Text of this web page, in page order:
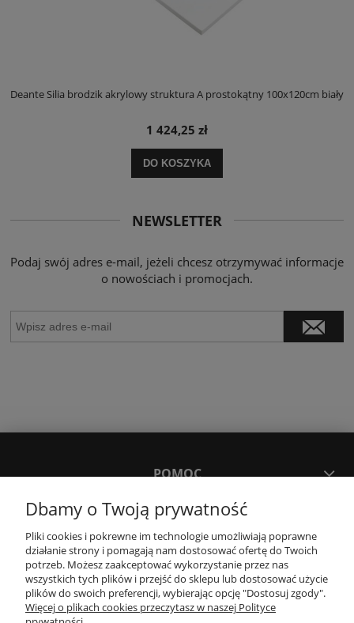
Deante Silia brodzik akrylowy struktura A prostokątny 100x120cm biały
1 424,25 zł
DO KOSZYKA
NEWSLETTER
Podaj swój adres e-mail, jeżeli chcesz otrzymywać informacje
o nowościach i promocjach.
POMOC
MOJE KONTO
PŁATNOŚCI I DOSTAWA
KONTAKT
Dbamy o Twoją prywatność
Pliki cookies i pokrewne im technologie umożliwiają poprawne
działanie strony i pomagają nam dostosować ofertę do Twoich
potrzeb. Możesz zaakceptować wykorzystanie przez nas
wszystkich tych plików i przejść do sklepu lub dostosować użycie
plików do swoich preferencji, wybierając opcję "Dostosuj zgody".
Więcej o plikach cookies przeczytasz w naszej Polityce